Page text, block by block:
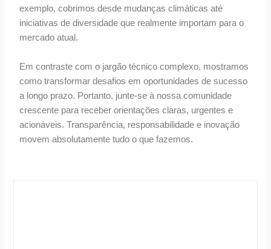
exemplo, cobrimos desde mudanças climáticas até
iniciativas de diversidade que realmente importam para o
mercado atual.
Em contraste com o jargão técnico complexo, mostramos
como transformar desafios em oportunidades de sucesso
a longo prazo. Portanto, junte-se à nossa comunidade
crescente para receber orientações claras, urgentes e
acionáveis. Transparência, responsabilidade e inovação
movem absolutamente tudo o que fazemos.